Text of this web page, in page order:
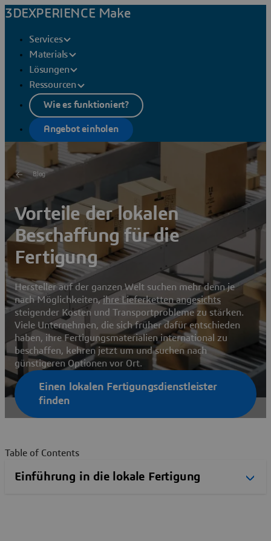
3DEXPERIENCE Make
Services
Materials
Lösungen
Ressourcen
Wie es funktioniert?
Angebot einholen
Blog
Vorteile der lokalen
Beschaffung für die
Fertigung
Hersteller auf der ganzen Welt suchen mehr denn je
nach Möglichkeiten,ihre Lieferketten angesichts
steigender Kosten und Transportprobleme zu stärken.
Viele Unternehmen, die sich früher dafür entschieden
haben, ihre Fertigungsmaterialien international zu
beschaffen, kehren jetzt um und suchen nach
günstigeren Optionen vor Ort.
Einen lokalen Fertigungsdienstleister
finden
Table of Contents